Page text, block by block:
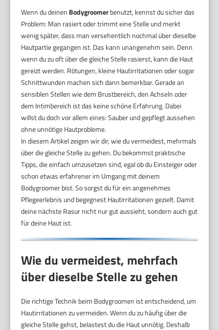
Wenn du deinen Bodygroomerbenutzt, kennst du sicher das
Problem: Man rasiert oder trimmt eine Stelle und merkt
wenig später, dass man versehentlich nochmal über dieselbe
Hautpartie gegangen ist. Das kann unangenehm sein. Denn
wenn du zu oft über die gleiche Stelle rasierst, kann die Haut
gereizt werden. Rötungen, kleine Hautirritationen oder sogar
Schnittwunden machen sich dann bemerkbar. Gerade an
sensiblen Stellen wie dem Brustbereich, den Achseln oder
dem Intimbereich ist das keine schöne Erfahrung. Dabei
willst du doch vor allem eines: Sauber und gepflegt aussehen
ohne unnötige Hautprobleme.
In diesem Artikel zeigen wir dir, wie du vermeidest, mehrmals
über die gleiche Stelle zu gehen. Du bekommst praktische
Tipps, die einfach umzusetzen sind, egal ob du Einsteiger oder
schon etwas erfahrener im Umgang mit deinem
Bodygroomer bist. So sorgst du für ein angenehmes
Pflegeerlebnis und begegnest Hautirritationen gezielt. Damit
deine nächste Rasur nicht nur gut aussieht, sondern auch gut
für deine Haut ist.
Wie du vermeidest, mehrfach
über dieselbe Stelle zu gehen
Die richtige Technik beim Bodygroomen ist entscheidend, um
Hautirritationen zu vermeiden. Wenn du zu häufig über die
gleiche Stelle gehst, belastest du die Haut unnötig. Deshalb